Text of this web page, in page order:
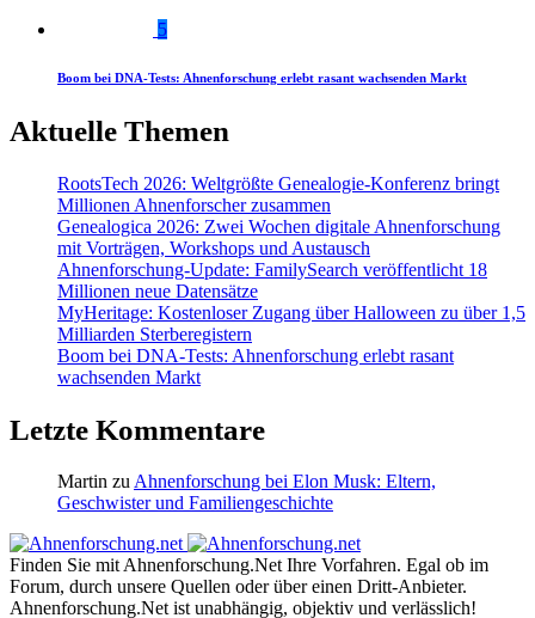
5
Boom bei DNA-Tests: Ahnenforschung erlebt rasant wachsenden Markt
Aktuelle Themen
RootsTech 2026: Weltgrößte Genealogie-Konferenz bringt
Millionen Ahnenforscher zusammen
Genealogica 2026: Zwei Wochen digitale Ahnenforschung
mit Vorträgen, Workshops und Austausch
Ahnenforschung-Update: FamilySearch veröffentlicht 18
Millionen neue Datensätze
MyHeritage: Kostenloser Zugang über Halloween zu über 1,5
Milliarden Sterberegistern
Boom bei DNA-Tests: Ahnenforschung erlebt rasant
wachsenden Markt
Letzte Kommentare
Martin zu Ahnenforschung bei Elon Musk: Eltern,
Geschwister und Familiengeschichte
Finden Sie mit Ahnenforschung.Net Ihre Vorfahren. Egal ob im
Forum, durch unsere Quellen oder über einen Dritt-Anbieter.
Ahnenforschung.Net ist unabhängig, objektiv und verlässlich!